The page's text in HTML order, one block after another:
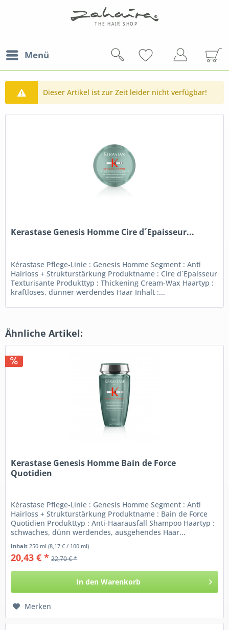
Menü
Dieser Artikel ist zur Zeit leider nicht verfügbar!
Kerastase Genesis Homme Cire d´Epaisseur...
Kérastase Pflege-Linie : Genesis Homme Segment : Anti
Hairloss + Strukturstärkung Produktname : Cire d´Epaisseur
Texturisante Produkttyp : Thickening Cream-Wax Haartyp :
kraftloses, dünner werdendes Haar Inhalt :...
Ähnliche Artikel:
Kerastase Genesis Homme Bain de Force
Quotidien
Kérastase Pflege-Linie : Genesis Homme Segment : Anti
Hairloss + Strukturstärkung Produktname : Bain de Force
Quotidien Produkttyp : Anti-Haarausfall Shampoo Haartyp :
schwaches, dünn werdendes, ausgehendes Haar...
Inhalt 250 ml(8,17 € / 100 ml)
20,43 € * 22,70 € *
In den Warenkorb
Merken